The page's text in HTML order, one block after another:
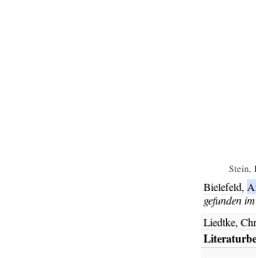
Stein,
Bielefeld,
gefunden
Liedtke,